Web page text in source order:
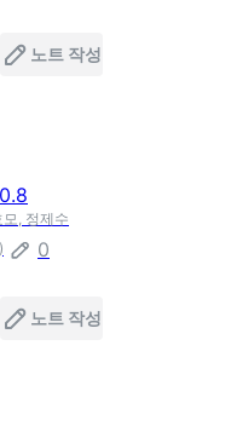
노트 작성
, 정제수
) 0
노트 작성